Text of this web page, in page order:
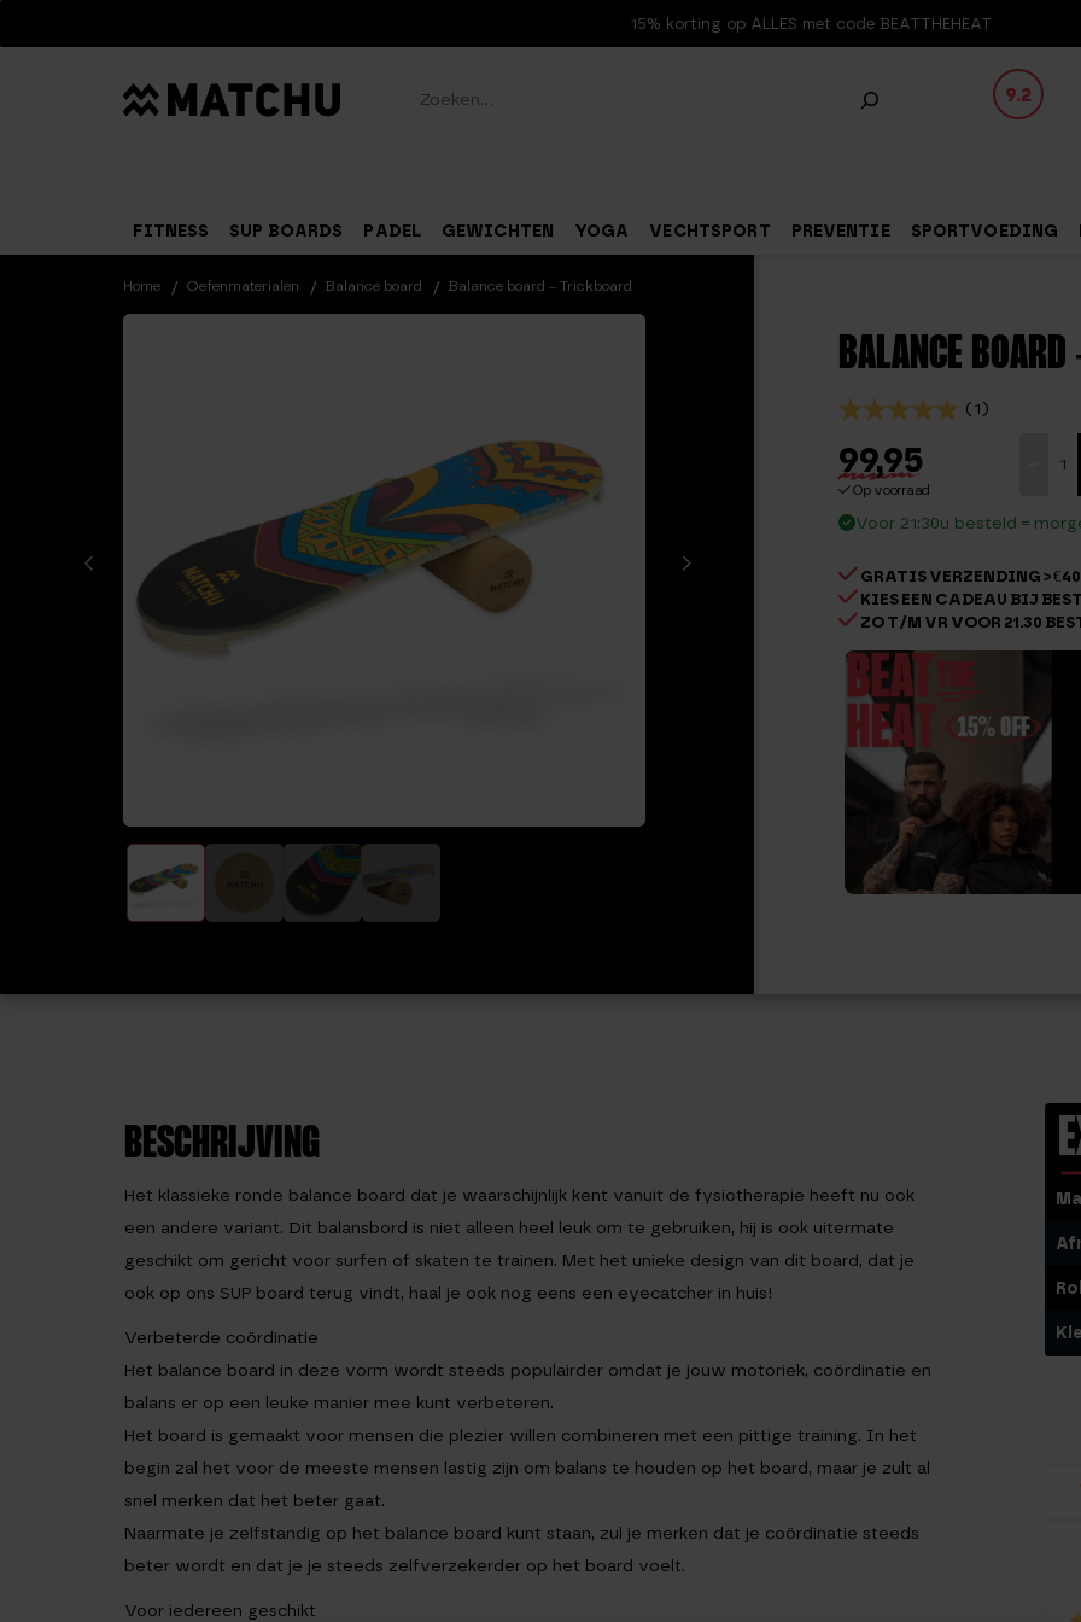
15% korting op ALLES met code BEATTHEHEAT
9.2
FITNESS SUP BOARDS PADEL GEWICHTEN YOGA VECHTSPORT PREVENTIE SPORTVOEDING
Home Oefenmaterialen Balance board Balance board – Trickboard
BALANCE
(1)
99,95
Op voorraad
aantal
Voor 21:30u besteld =
GRATIS VERZENDING >
KIES EEN CADEAU BIJ
ZO T/M VR VOOR 21.30
BESCHRIJVING
Het klassieke ronde balance board dat je waarschijnlijk kent vanuit de fysiotherapie heeft nu ook
een andere variant. Dit balansbord is niet alleen heel leuk om te gebruiken, hij is ook uitermate
geschikt om gericht voor surfen of skaten te trainen. Met het unieke design van dit board, dat je
ook op ons SUP board terug vindt, haal je ook nog eens een eyecatcher in huis!
Verbeterde coördinatie
Het balance board in deze vorm wordt steeds populairder omdat je jouw motoriek, coördinatie en
balans er op een leuke manier mee kunt verbeteren.
Het board is gemaakt voor mensen die plezier willen combineren met een pittige training. In het
begin zal het voor de meeste mensen lastig zijn om balans te houden op het board, maar je zult al
snel merken dat het beter gaat.
Naarmate je zelfstandig op het balance board kunt staan, zul je merken dat je coördinatie steeds
beter wordt en dat je je steeds zelfverzekerder op het board voelt.
Voor iedereen geschikt